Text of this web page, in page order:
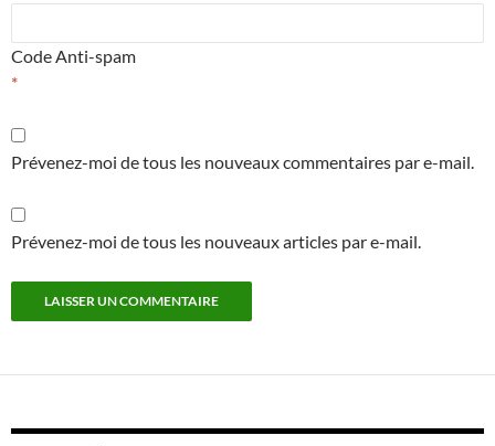
Code Anti-spam
*
Prévenez-moi de tous les nouveaux commentaires par e-mail.
Prévenez-moi de tous les nouveaux articles par e-mail.